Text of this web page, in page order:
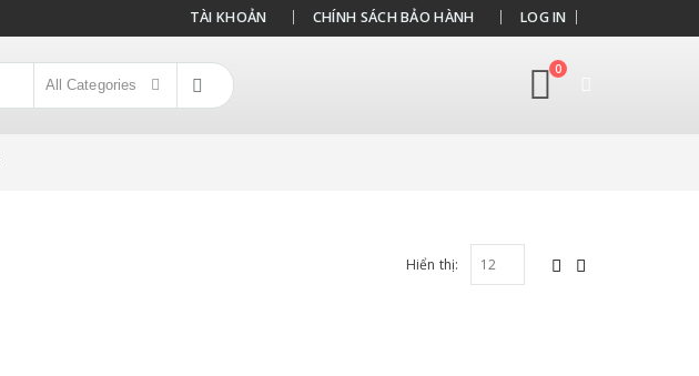
TÀI KHOẢN CHÍNH SÁCH BẢO HÀNH LOG IN
All Categories
0
Hiển thị: